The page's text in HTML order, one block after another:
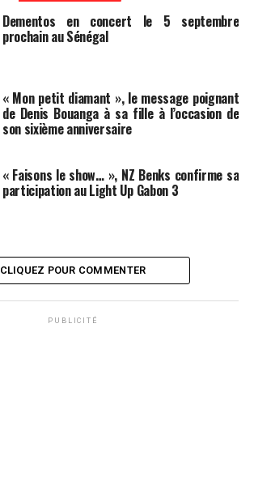
Dementos en concert le 5 septembre
prochain au Sénégal
« Mon petit diamant », le message poignant
de Denis Bouanga à sa fille à l’occasion de
son sixième anniversaire
« Faisons le show… », NZ Benks confirme sa
participation au Light Up Gabon 3
CLIQUEZ POUR COMMENTER
PUBLICITÉ